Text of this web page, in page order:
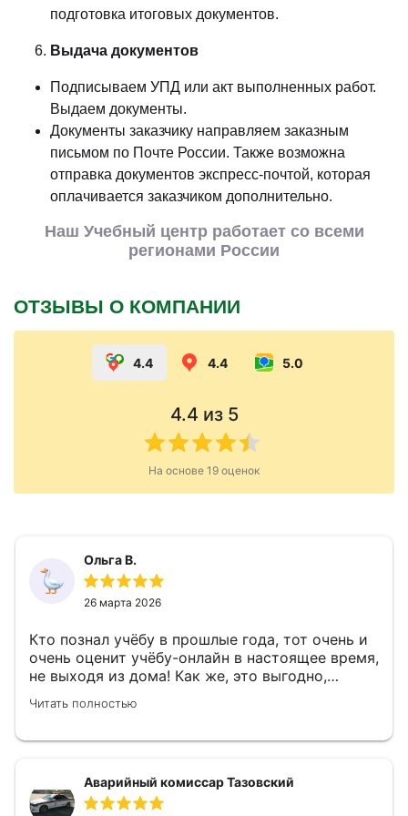
подготовка итоговых документов.
Выдача документов
Подписываем УПД или акт выполненных работ.
Выдаем документы.
Документы заказчику направляем заказным
письмом по Почте России. Также возможна
отправка документов экспресс-почтой, которая
оплачивается заказчиком дополнительно.
Наш Учебный центр работает со всеми
регионами России
ОТЗЫВЫ О КОМПАНИИ
4.4 4.4 5.0
4.4 из 5
На основе 19 оценок
Ольга В.
26 марта 2026
Кто познал учёбу в прошлые года, тот очень и
очень оценит учёбу-онлайн в настоящее время,
не выходя из дома! Как же, это выгодно,
удобно и полезно! Выгодно – в денежном
выражении: не надо тратиться на проезд,
отсутствие волнения на реальном экзамене
перед преподавателем, и спокойствие при
Читать полностью
Аварийный комиссар Тазовский